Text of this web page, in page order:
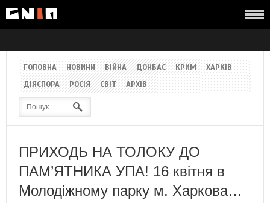
ГОЛОВНА НОВИНИ ВІЙНА ДОНБАС КРИМ
ХАРКІВ
ДІЯСПОРА
РОСІЯ СВІТ АРХІВ
ПРИХОДЬ НА ТОЛОКУ ДО
ПАМ’ЯТНИКА УПА! 16 квітня в
Молодіжному парку м. Харкова…